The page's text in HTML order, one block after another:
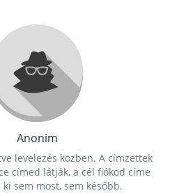
Anonim
levelezés közben. A címzettek
címed látják, a cél fiókod címe
sem most, sem később.